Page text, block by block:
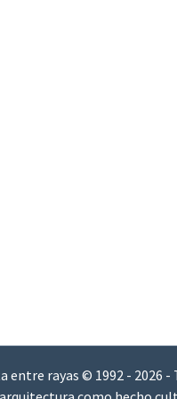
entre rayas © 1992 - 2026 -